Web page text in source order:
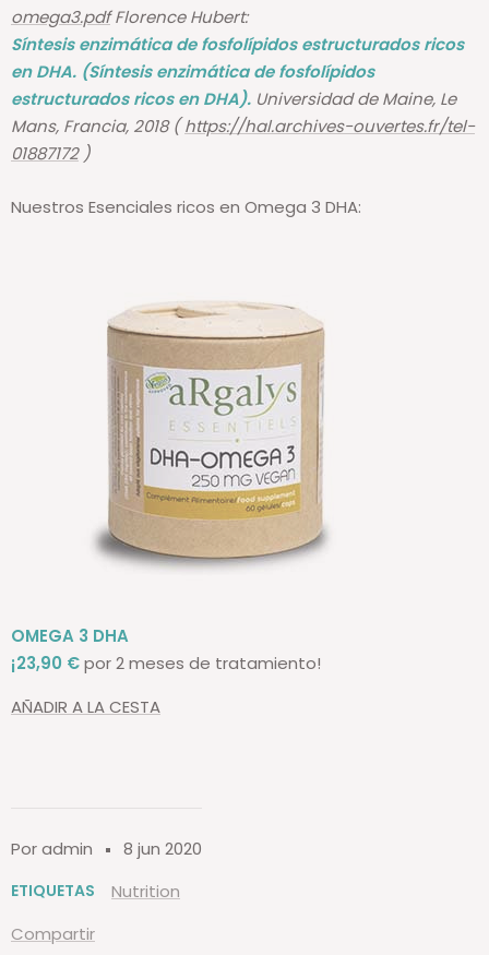
Por admin 8 jun 2020
ETIQUETAS
Nutrition
Compartir
omega3.pdfFlorence Hubert:
Síntesis enzimática de fosfolípidos estructurados ricos
en DHA. (Síntesis enzimática de fosfolípidos
estructurados ricos en DHA). Universidad de Maine, Le
Mans, Francia, 2018 (https://hal.archives-ouvertes.fr/tel-
01887172)
Nuestros Esenciales ricos en Omega 3 DHA:
OMEGA 3 DHA
¡23,90 €por 2 meses de tratamiento!
AÑADIR A LA CESTA